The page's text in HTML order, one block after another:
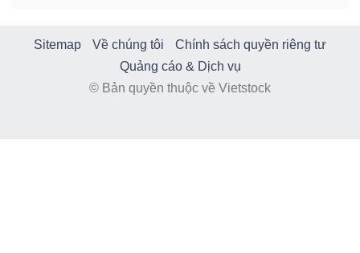
Sitemap Về chúng tôi
Chính sách quyền riêng tư
Quảng cáo & Dịch vụ
© Bản quyền thuộc về Vietstock